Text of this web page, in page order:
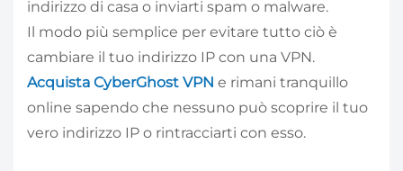
indirizzo di casa o inviarti spam o malware.
Il modo più semplice per evitare tutto ciò è
cambiare il tuo indirizzo IP con una VPN.
Acquista CyberGhost VPN e rimani tranquillo
online sapendo che nessuno può scoprire il tuo
vero indirizzo IP o rintracciarti con esso.